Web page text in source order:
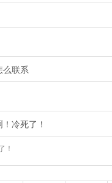
联系
冷死了！